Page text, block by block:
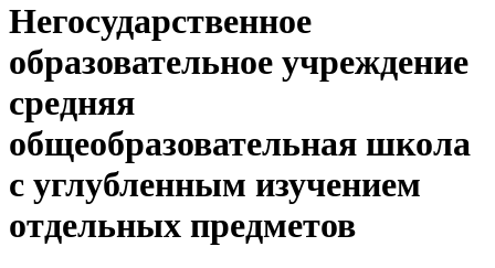
Негосударственное
образовательное учреждение
средняя
общеобразовательная школа
с углубленным изучением
отдельных предметов